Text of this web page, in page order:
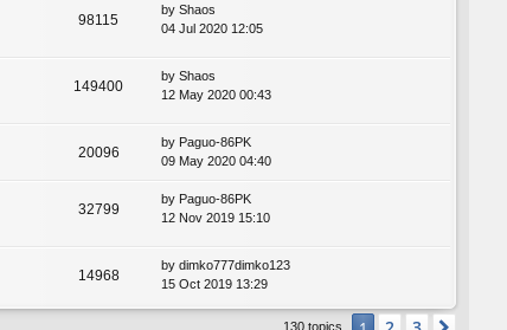
98115
by Shaos
04 Jul 2020 12:05
149400
by Shaos
12 May 2020 00:43
20096
by Paguo-86PK
09 May 2020 04:40
32799
by Paguo-86PK
12 Nov 2019 15:10
14968
by dimko777dimko123
15 Oct 2019 13:29
130 topics